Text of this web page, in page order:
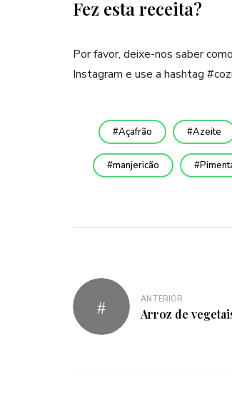
Fez esta receita?
Por favor, deixe-nos saber
Instagram e use a hashtag
Açafrão Azeite
manjericão
ANTERIOR
Arroz de